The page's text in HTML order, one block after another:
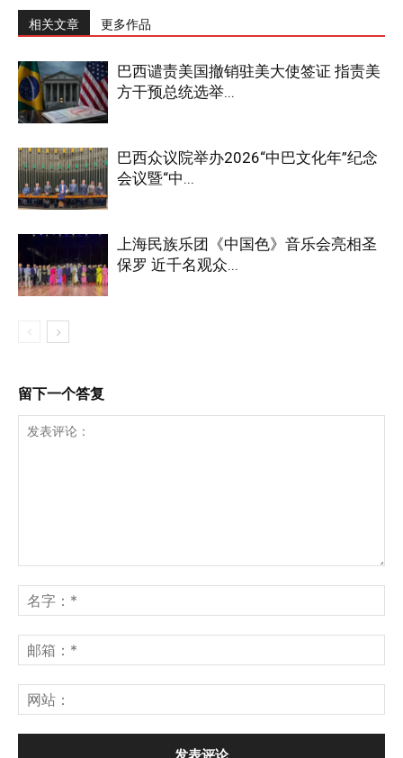
相关文章 更多作品
巴西谴责美国撤销驻美大使签证 指责美
方干预总统选举...
巴西众议院举办2026“中巴文化年”纪念
会议暨“中...
上海民族乐团《中国色》音乐会亮相圣
保罗 近千名观众...
留下一个答复